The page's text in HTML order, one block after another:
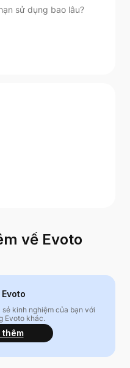
sử dụng bao lâu?
về Evoto
kinh nghiệm của bạn với
Evoto khác.
thêm